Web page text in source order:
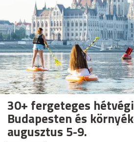
30+ fergeteges
Budapesten és
augusztus 5-9.